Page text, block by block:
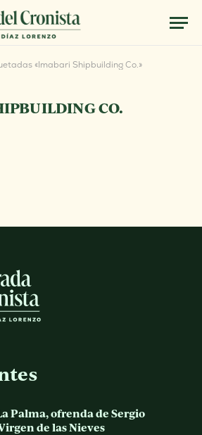
«Imabari Shipbuilding Co.»
CO.
Palma, ofrenda de Sergio
de las Nieves